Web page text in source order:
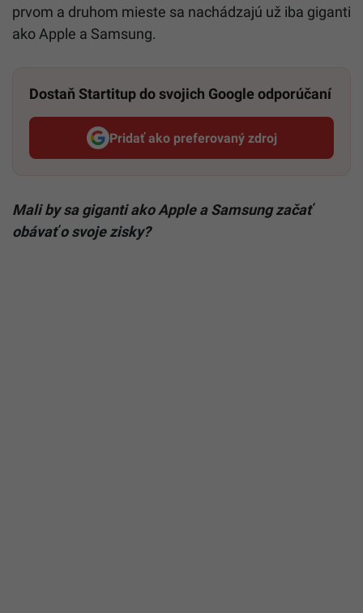
prvom a druhom mieste sa nachádzajú už iba giganti
ako Apple a Samsung.
Dostaň Startitup do svojich Google odporúčaní
Pridať ako preferovaný zdroj
Startitup, odkaz sa otvorí v
Mali by sa giganti ako Apple a Samsung začať
obávať o svoje zisky?